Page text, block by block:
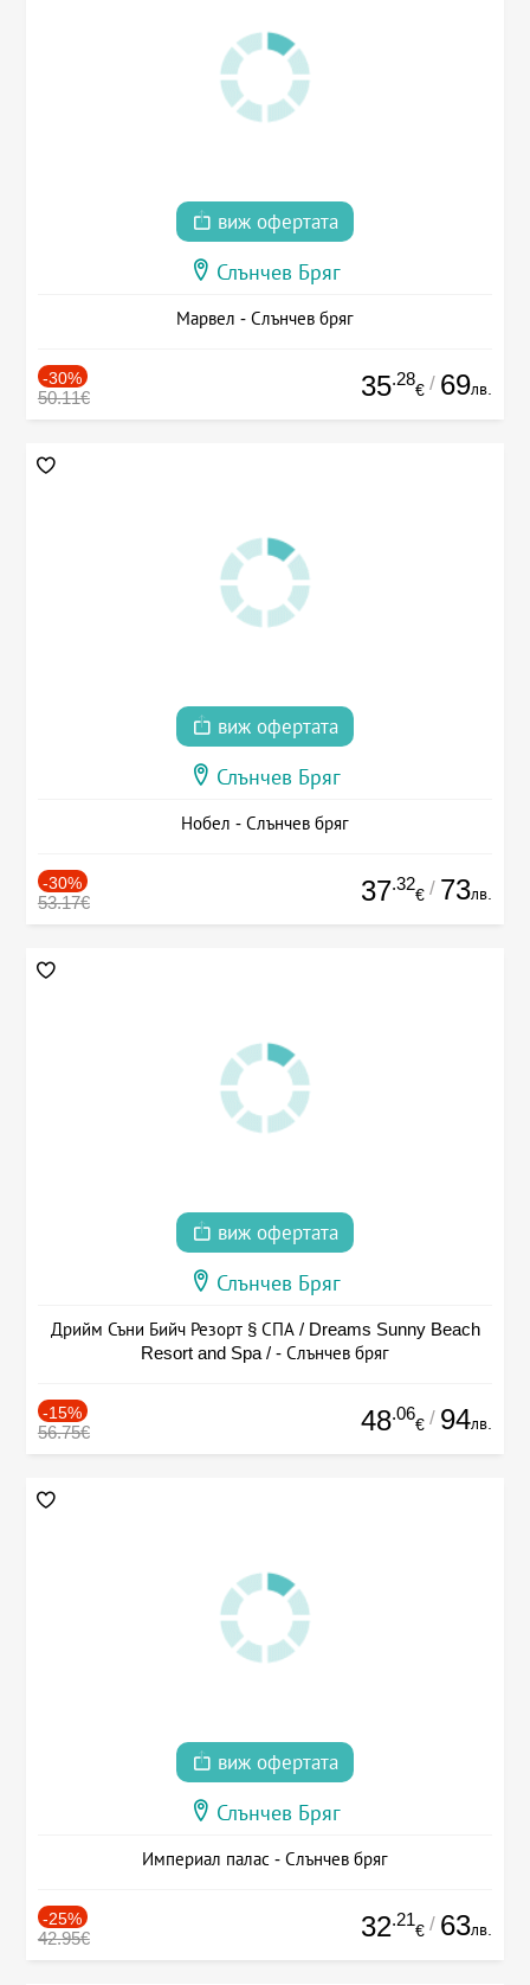
виж офертата
Слънчев Бряг
Марвел - Слънчев бряг
-30%
50.11€ 35.28
€ / 69лв.
виж офертата
Слънчев Бряг
Нобел - Слънчев бряг
-30%
53.17€ 37.32
€ / 73лв.
виж офертата
Слънчев Бряг
Дрийм Съни Бийч Резорт § СПА / Dreams Sunny Beach
Resort and Spa / - Слънчев бряг
-15%
56.75€ 48.06
€ / 94лв.
виж офертата
Слънчев Бряг
Империал палас - Слънчев бряг
-25%
42.95€ 32.21
€ / 63лв.